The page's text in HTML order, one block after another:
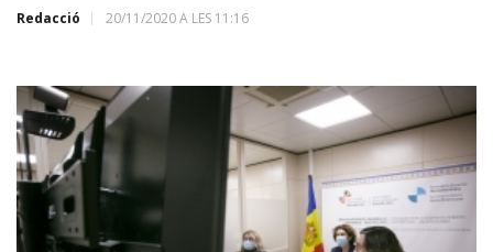
Redacció 20/11/2020 A LES 11:16